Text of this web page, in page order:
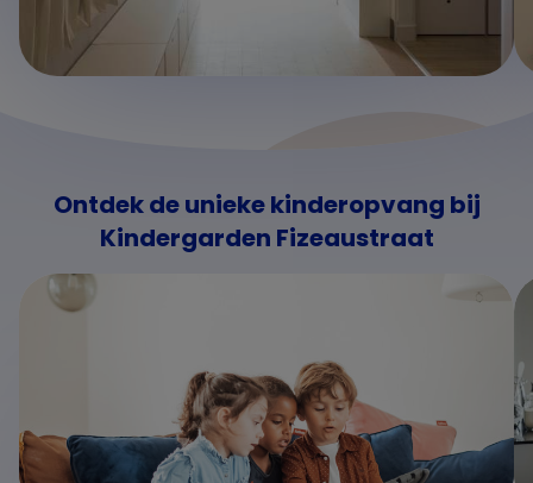
Ontdek de unieke kinderopvang bij
Kindergarden Fizeaustraat